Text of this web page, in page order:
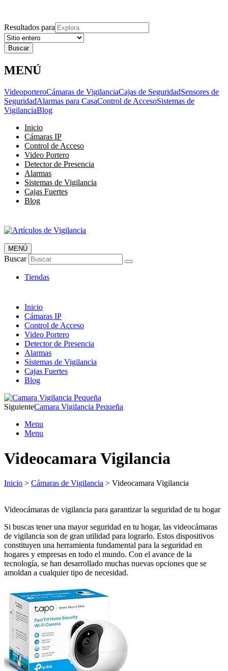
Resultados para
MENÚ
VideoporteroCámaras de VigilanciaCajas de SeguridadSensores de
SeguridadAlarmas para CasaControl de AccesoSistemas de
VigilanciaBlog
Inicio
Cámaras IP
Control de Acceso
Video Portero
Detector de Presencia
Alarmas
Sistemas de Vigilancia
Cajas Fuertes
Blog
Artículos de Vigilancia
Envió 24/7!!!
MENÚ
Buscar
Tiendas
Inicio
Cámaras IP
Control de Acceso
Video Portero
Detector de Presencia
Alarmas
Sistemas de Vigilancia
Cajas Fuertes
Blog
SiguienteCamara Vigilancia Pequeña
Menu
Menu
Videocamara Vigilancia
Inicio > Cámaras de Vigilancia > Videocamara Vigilancia
Videocámaras de vigilancia para garantizar la seguridad de tu hogar
Si buscas tener una mayor seguridad en tu hogar, las videocámaras
de vigilancia son de gran utilidad para lograrlo. Estos dispositivos
constituyen una herramienta fundamental para la seguridad en
hogares y empresas en todo el mundo. Con el avance de la
tecnología, se han desarrollado muchas nuevas opciones que se
amoldan a cualquier tipo de necesidad.